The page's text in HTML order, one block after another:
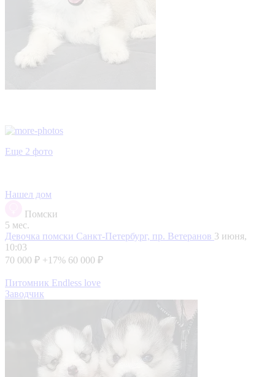
Еще 2 фото
Нашел дом
Помски
5 мес.
Девочка помски Санкт-Петербург, пр. Ветеранов 3 июня,
10:03
70 000 ₽ +17% 60 000 ₽
Питомник Endless love
Заводчик